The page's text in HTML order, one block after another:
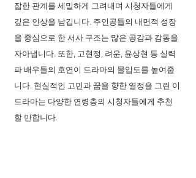
잡한 관계를 세밀하게 그려내며 시청자들에게
깊은 인상을 남깁니다. 주인공들의 내면적 성장
을 중심으로 한 서사 구조는 많은 공감과 감동을
자아냅니다. 또한, 고현정, 려운, 윤상현 등 실력
파 배우들의 호연이 드라마의 몰입도를 높여줍
니다. 현실적인 고민과 꿈을 향한 열정을 그린 이
드라마는 다양한 연령층의 시청자들에게 추천
할 만합니다.